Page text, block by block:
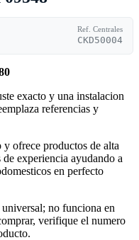
Ref. Centrales
CKD50004
exacto y una instalacion
referencias y
y ofrece productos de alta
experiencia ayudando a
en perfecto
no funciona en
verifique el numero